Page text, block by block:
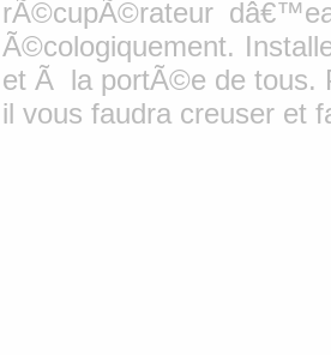
rÃ©cupÃ©rateur
Ã©cologiquement.
et Ã la portÃ©e de tous.
il vous faudra creuser